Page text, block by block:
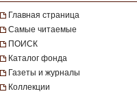
Главная страница
Самые читаемые
ПОИСК
Каталог фонда
Газеты и журналы
Коллекции